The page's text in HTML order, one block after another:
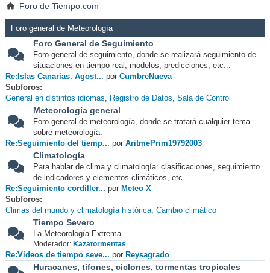
Foro de Tiempo.com
Foro general de Meteorología
Foro General de Seguimiento
Foro general de seguimiento, donde se realizará seguimiento de
situaciones en tiempo real, modelos, predicciones, etc...
Re:Islas Canarias. Agost... por CumbreNueva
Subforos
General en distintos idiomas
Registro de Datos Sala de Control
Meteorología general
Foro general de meteorología, donde se tratará cualquier tema
sobre meteorología.
Re:Seguimiento del tiemp... por AritmePrim19792003
Climatología
Para hablar de clima y climatología: clasificaciones, seguimiento
de indicadores y elementos climáticos, etc
Re:Seguimiento cordiller... por Meteo X
Subforos
Climas del mundo y climatología histórica Cambio climático
Tiempo Severo
La Meteorología Extrema
Moderador: Kazatormentas
Re:Vídeos de tiempo seve... por Reysagrado
Huracanes, tifones, ciclones, tormentas tropicales